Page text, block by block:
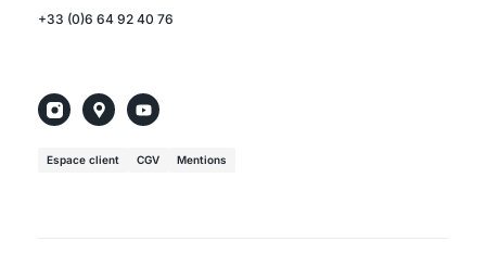
+33 (0)6 64 92 40 76
Espace client CGV Mentions